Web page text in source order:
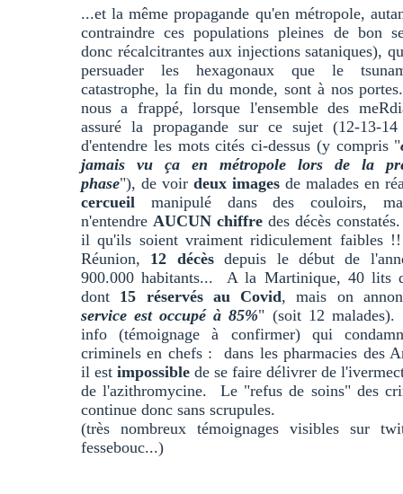
...et la même propagande qu'en métropole,
contraindre ces populations pleines de bon
donc récalcitrantes aux injections sataniques),
persuader les hexagonaux que le
catastrophe, la fin du monde, sont à nos
nous a frappé, lorsque l'ensemble des
assuré la propagande sur ce sujet (12-13-
d'entendre les mots cités ci-dessus (y compris "
jamais vu ça en métropole lors de la
phase"), de voir deux images de malades en
cercueil manipulé dans des couloirs,
n'entendre AUCUN chiffre des décès
il qu'ils soient vraiment ridiculement faibles
Réunion, 12 décèsdepuis le début de
900.000 habitants... A la Martinique, 40 lits
dont 15 réservés au Covid, mais on
service est occupé à 85%" (soit 12
info (témoignage à confirmer) qui
criminels en chefs : dans les pharmacies des
il est impossible de se faire délivrer de
de l'azithromycine. Le "refus de soins" des
continue donc sans scrupules.
(très nombreux témoignages visibles sur
fessebouc...)